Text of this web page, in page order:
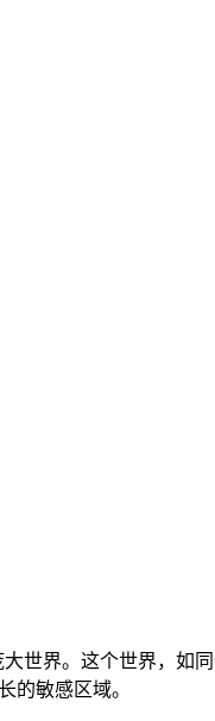
世界。这个世界，如
的敏感区域。